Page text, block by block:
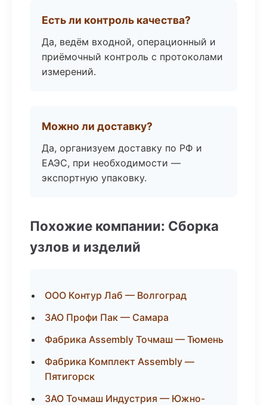
Есть ли контроль качества?
Да, ведём входной, операционный и
приёмочный контроль с протоколами
измерений.
Можно ли доставку?
Да, организуем доставку по РФ и
ЕАЭС, при необходимости —
экспортную упаковку.
Похожие компании: Сборка
узлов и изделий
ООО Контур Лаб — Волгоград
ЗАО Профи Пак — Самара
Фабрика Assembly Точмаш — Тюмень
Фабрика Комплект Assembly —
Пятигорск
ЗАО Точмаш Индустрия — Южно-